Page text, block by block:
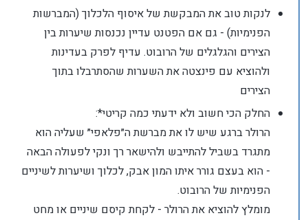
לנקות טוב את המבקשת של איסוף הלכלוך (המברשות
הפנימיות) - גם אם הפטנט עדיין נכנסות שיערות בין
הצירים והגלגלים של הרובוט. עדיף לפרק בעדינות
ולהוציא עם פינצטה את השערות שהסתרבלו בתוך
הצירים
החלק הכי חשוב ולא ידעתי כמה קריטי*:
הרולר ברגע שיש לו את מברשת ה״פלאפי״ שעליה הוא
מתגרד בשביל להתייבש ולהישאר רך ונקי לפעולה הבאה
- הוא בעצם גורר איתו המון אבק, לכלוך ושיערות לשיניים
הפנימיות של הרובוט.
מומלץ להוציא את הרולר - לקחת קיסם שיניים או מחט